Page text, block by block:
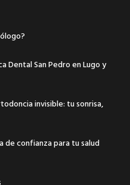
Dental San Pedro en Lugo y
invisible: tu sonrisa,
de confianza para tu salud